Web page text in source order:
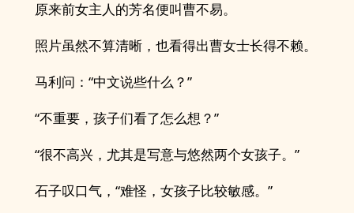
原来前女主人的芳名便叫曹不易。
照片虽然不算清晰，也看得出曹女士长得不赖。
马利问：“中文说些什么？”
“不重要，孩子们看了怎么想？”
“很不高兴，尤其是写意与悠然两个女孩子。”
石子叹口气，“难怪，女孩子比较敏感。”